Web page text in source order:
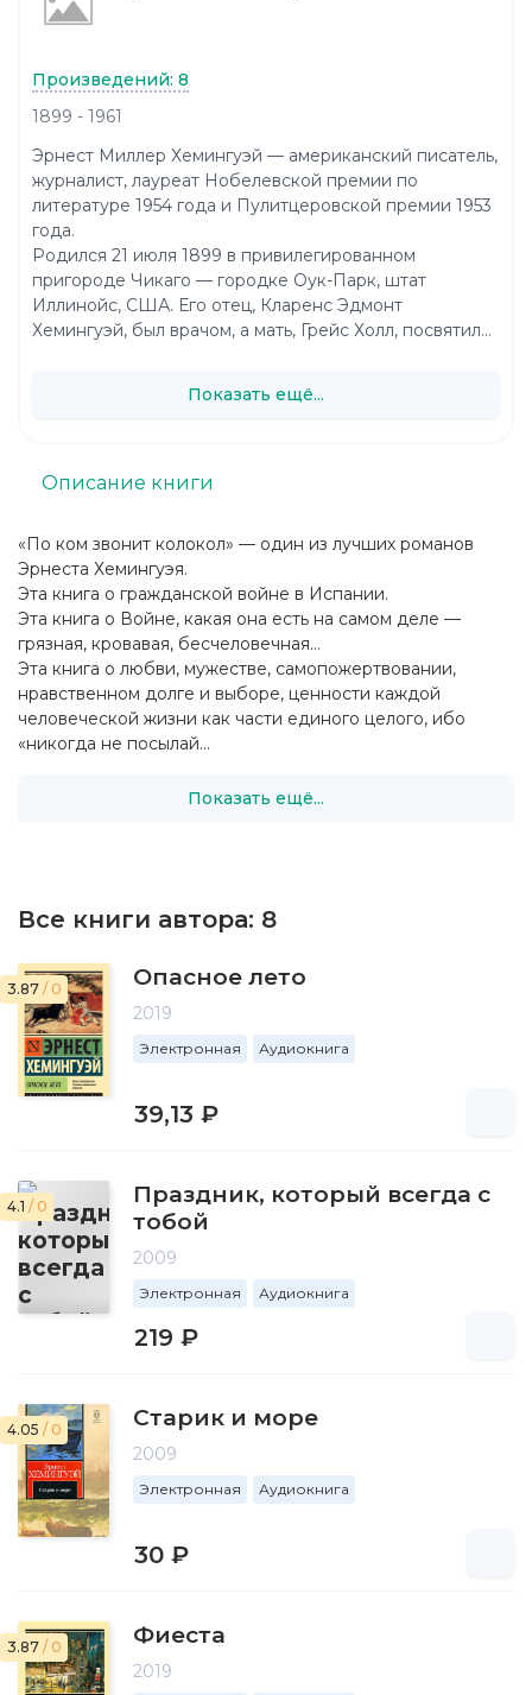
«По ком звонит колокол» — один из лучших романов
Эрнеста Хемингуэя.
Эта книга о гражданской войне в Испании.
Эта книга о Войне, какая она есть на самом деле —
грязная, кровавая, бесчеловечная…
Эта книга о любви, мужестве, самопожертвовании,
нравственном долге и выборе, ценности каждой
человеческой жизни как части единого целого, ибо
«никогда не посылай...
Показать ещё...
Описание книги
Все книги автора: 8
3.87 / 0 Опасное лето
2019
Электронная Аудиокнига
39,13 ₽
4.1 / 0
Праздник, который всегда с
тобой
2009
Электронная Аудиокнига
219 ₽
4.05 / 0 Старик и море
2009
Электронная Аудиокнига
30 ₽
3.87 / 0 Фиеста
2019
Произведений: 8
1899 - 1961
Эрнест Миллер Хемингуэй — американский писатель,
журналист, лауреат Нобелевской премии по
литературе 1954 года и Пулитцеровской премии 1953
года.
Родился 21 июля 1899 в привилегированном
пригороде Чикаго — городке Оук-Парк, штат
Иллинойс, США. Его отец, Кларенс Эдмонт
Хемингуэй, был врачом, а мать, Грейс Холл, посвятил...
Показать ещё...